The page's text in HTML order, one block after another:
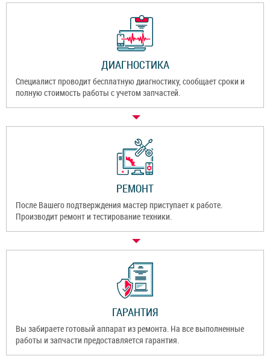
ДИАГНОСТИКА
Специалист проводит бесплатную диагностику, сообщает сроки и
полную стоимость работы с учетом запчастей.
РЕМОНТ
После Вашего подтверждения мастер приступает к работе.
Производит ремонт и тестирование техники.
ГАРАНТИЯ
Вы забираете готовый аппарат из ремонта. На все выполненные
работы и запчасти предоставляется гарантия.